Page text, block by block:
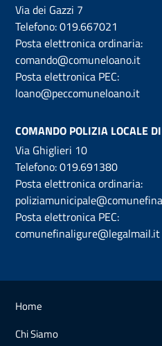
Via dei Gazzi 7
Telefono:019.667021
Posta elettronica ordinaria:
comando@comuneloano.it
Posta elettronica PEC:
loano@peccomuneloano.it
COMANDO POLIZIA LOCALE
Via Ghiglieri 10
Telefono:019.691380
Posta elettronica ordinaria:
Posta elettronica PEC:
comunefinaligure@legalmail.it
Home
Chi Siamo